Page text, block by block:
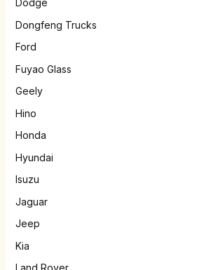
Dodge
Dongfeng Trucks
Ford
Fuyao Glass
Geely
Hino
Honda
Hyundai
Isuzu
Jaguar
Jeep
Kia